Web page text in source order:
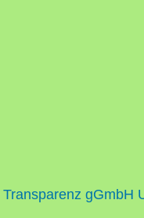
Transparenz gGmbH